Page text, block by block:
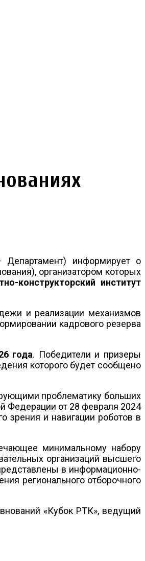
Департамент) информирует о
организатором которых
конструкторский институт
и реализации механизмов
кадрового резерва
года. Победители и призеры
которого будет сообщено
проблематику больших
Федерации от 28 февраля 2024
зрения и навигации роботов в
минимальному набору
организаций высшего
в информационно-
регионального отборочного
«Кубок РТК», ведущий